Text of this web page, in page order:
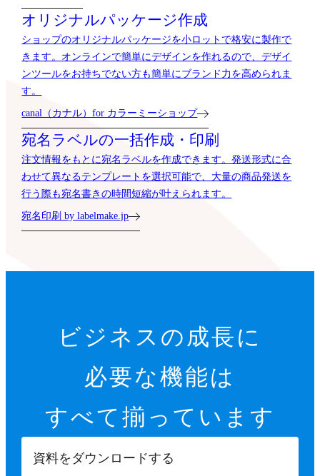
オリジナルパッケージ作成
ショップのオリジナルパッケージを小ロットで格安に製作で
きます。オンラインで簡単にデザインを作れるので、デザイ
ンツールをお持ちでない方も簡単にブランド力を高められま
す。
canal（カナル）for カラーミーショップ
宛名ラベルの一括作成・印刷
注文情報をもとに宛名ラベルを作成できます。発送形式に合
わせて異なるテンプレートを選択可能で、大量の商品発送を
行う際も宛名書きの時間短縮が叶えられます。
宛名印刷 by labelmake.jp
ビジネスの成長に
必要な機能は
すべて揃っています
資料をダウンロードする